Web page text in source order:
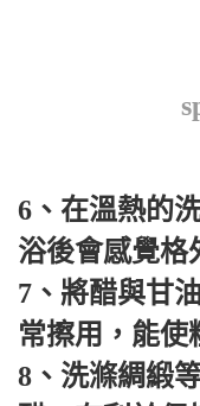
6、在溫熱的
浴後會感覺格
7、將醋與甘
常擦用，能使
8、洗滌綢緞